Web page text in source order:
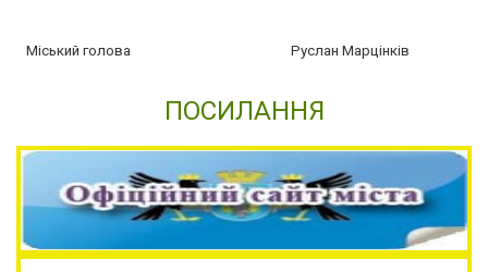
Міський голова Руслан Марцінків
ПОСИЛАННЯ